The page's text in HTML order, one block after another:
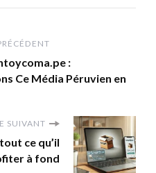
:
Ce Média Péruvien en
SUIVANT
ce qu’il
à fond